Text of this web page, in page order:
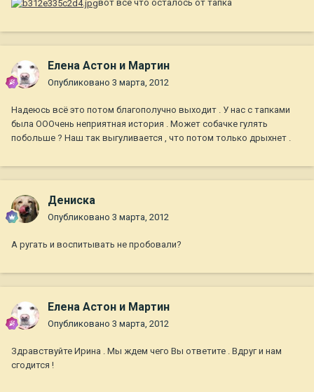
вот все что осталось от тапка
Елена Астон и Мартин
Опубликовано 3 марта, 2012
Надеюсь всё это потом благополучно выходит . У нас с тапками
была ОООчень неприятная история . Может собачке гулять
побольше ? Наш так выгуливается , что потом только дрыхнет .
Дениска
Опубликовано 3 марта, 2012
А ругать и воспитывать не пробовали?
Елена Астон и Мартин
Опубликовано 3 марта, 2012
Здравствуйте Ирина . Мы ждем чего Вы ответите . Вдруг и нам
сгодится !